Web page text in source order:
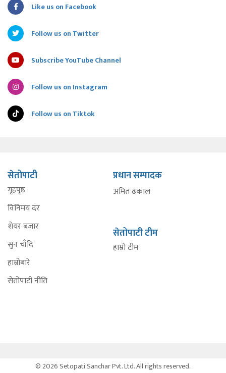
Like us on Facebook
Follow us on Twitter
Subscribe YouTube Channel
Follow us on Instagram
Follow us on Tiktok
सेतोपाटी
गृहपृष्ठ
विनिमय दर
शेयर बजार
सुन चाँदि
हाम्रोबारे
सेतोपाटी नीति
प्रधान सम्पादक
अमित ढकाल
सेतोपाटी टीम
हाम्रो टीम
© 2026 Setopati Sanchar Pvt. Ltd. All rights reserved.